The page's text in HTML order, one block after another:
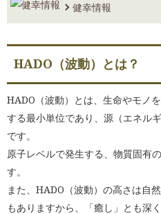
だと、ことばと、こころはつながって
2025.11.04 こころとからだの健幸
『「ゆるむ」と「ゆるす」は、語源がお
2025.10.09 こころとからだの健幸タイ
は、祓い』を更新しました。
2025.10.01 こころとからだの健幸タ
『笑顔の効用』を掲載しました。
2025.09.03 こころとからだの健幸タイ
健幸情報
HADO（波動）とは？
HADO（波動）とは、生命やモノ
する最小単位であり、源（エネルギ
です。
原子レベルで発生する、物質固有
す。
また、HADO（波動）の高さは自
もありますから、「癒し」とも深